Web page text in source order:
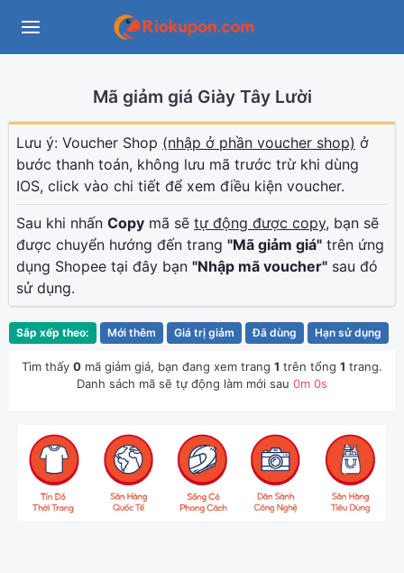
Mã giảm giá Giày Tây Lười
Lưu ý: Voucher Shop (nhập ở phần voucher shop) ở
bước thanh toán, không lưu mã trước trừ khi dùng
IOS, click vào chi tiết để xem điều kiện voucher.
Sau khi nhấn Copy mã sẽ tự động được copy, bạn sẽ
được chuyển hướng đến trang "Mã giảm giá" trên ứng
dụng Shopee tại đây bạn "Nhập mã voucher" sau đó
sử dụng.
Sắp xếp theo: Mới thêm Giá trị giảm Đã dùng Hạn sử dụng
Tìm thấy 0 mã giảm giá, bạn đang xem trang 1 trên tổng 1 trang.
Danh sách mã sẽ tự động làm mới sau 0m 0s